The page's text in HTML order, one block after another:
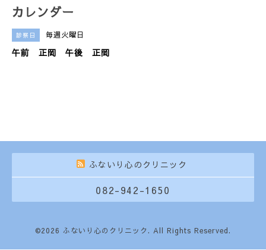
カレンダー
診察日 毎週火曜日
午前 正岡 午後 正岡
ふないり心のクリニック
082-942-1650
©2026 ふないり心のクリニック. All Rights Reserved.